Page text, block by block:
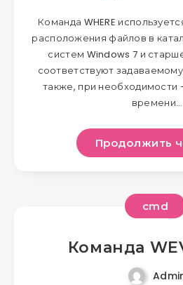
Команда WHERE
расположения файлов в
систем Windows 7 и
соответствуют
также, при необходимости
времени…
Продолжить
cmd
Команда